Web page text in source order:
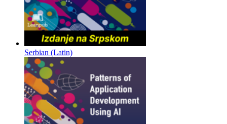
Serbian (Latin)